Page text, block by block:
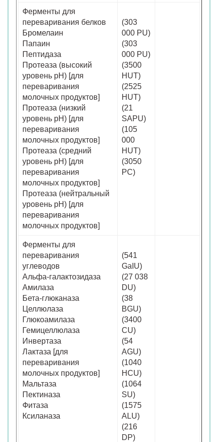
Ферменты для
переваривания белков
Бромелаин
Папаин
Пептидаза
Протеаза (высокий
уровень pH) [для
переваривания
молочных продуктов]
Протеаза (низкий
уровень pH) [для
переваривания
молочных продуктов]
Протеаза (средний
уровень pH) [для
переваривания
молочных продуктов]
Протеаза (нейтральный
уровень pH) [для
переваривания
молочных продуктов]
(303
000 PU)
(303
000 PU)
(3500
HUT)
(2525
HUT)
(21
SAPU)
(105
000
HUT)
(3050
PC)
Ферменты для
переваривания
углеводов
Альфа-галактозидаза
Амилаза
Бета-глюканaза
Целлюлаза
Глюкоамилаза
Гемицеллюлаза
Инвертаза
Лактаза [для
переваривания
молочных продуктов]
Мальтаза
Пектиназа
Фитаза
Ксиланаза
(541
GaIU)
(27 038
DU)
(38
BGU)
(3400
CU)
(54
AGU)
(1040
HCU)
(1064
SU)
(1575
ALU)
(216
DP)